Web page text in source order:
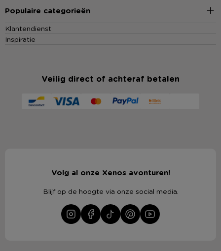
Populaire categorieën
Klantendienst
Inspiratie
Veilig direct of achteraf betalen
Volg al onze Xenos avonturen!
Blijf op de hoogte via onze social media.